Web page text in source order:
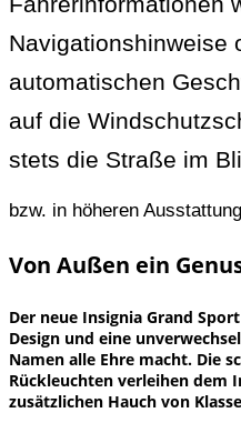
Navigationshinweise
automatischen
auf die
stets die Straße im
bzw. in höheren
Von Außen ein
Der neue Insignia Grand
Design und eine
Namen alle Ehre macht. Die
Rückleuchten verleihen dem
zusätzlichen Hauch von